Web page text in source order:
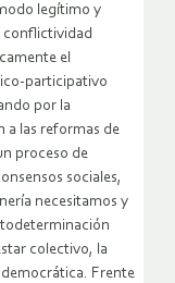
legítimo y
conflictividad
el
participativo
por la
a las reformas de
proceso de
sociales,
necesitamos y
colectivo, la
Frente